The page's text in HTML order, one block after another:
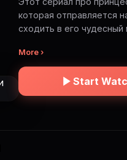
которая отправляется
сходить в его чудесный
More ›
Start